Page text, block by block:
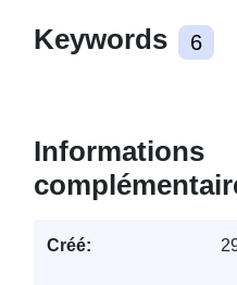
Keywords 6
Informations
Créé: